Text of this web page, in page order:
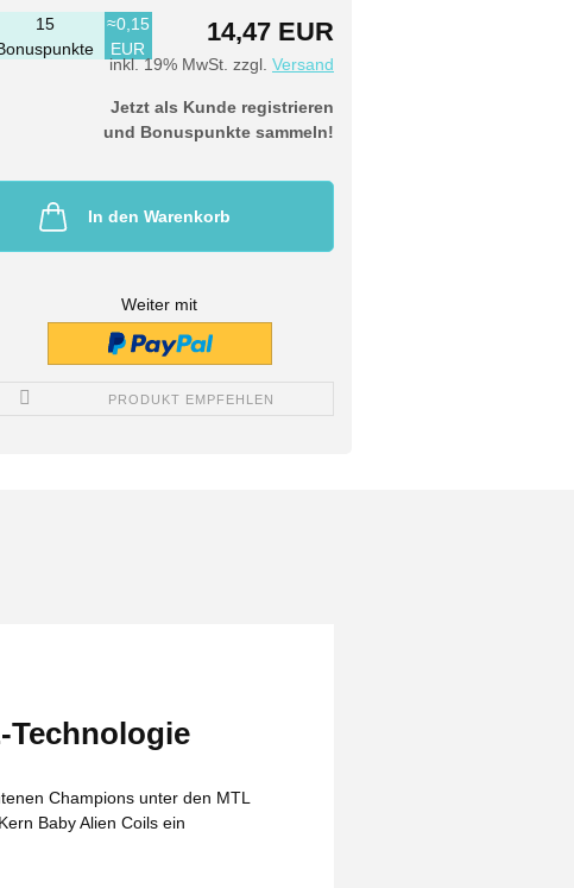
14,47 EUR
inkl. 19% MwSt. zzgl. Versand
15
≈0,15
EUR
Jetzt als Kunde registrieren
und Bonuspunkte sammeln!
In den Warenkorb
Weiter mit
PRODUKT EMPFEHLEN
Technologie
Champions unter den MTL
Baby Alien Coils ein